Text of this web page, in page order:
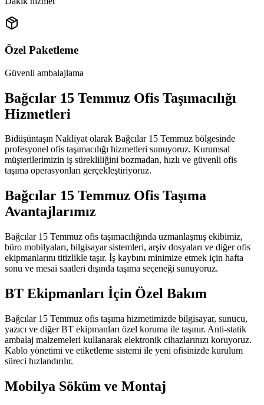
Özel Paketleme
Güvenli ambalajlama
Bağcılar 15 Temmuz Ofis Taşımacılığı
Hizmetleri
Bidüşüntaşın Nakliyat olarak Bağcılar 15 Temmuz bölgesinde
profesyonel ofis taşımacılığı hizmetleri sunuyoruz. Kurumsal
müşterilerimizin iş sürekliliğini bozmadan, hızlı ve güvenli ofis
taşıma operasyonları gerçekleştiriyoruz.
Bağcılar 15 Temmuz Ofis Taşıma
Avantajlarımız
Bağcılar 15 Temmuz ofis taşımacılığında uzmanlaşmış ekibimiz,
büro mobilyaları, bilgisayar sistemleri, arşiv dosyaları ve diğer ofis
ekipmanlarını titizlikle taşır. İş kaybını minimize etmek için hafta
sonu ve mesai saatleri dışında taşıma seçeneği sunuyoruz.
BT Ekipmanları İçin Özel Bakım
Bağcılar 15 Temmuz ofis taşıma hizmetimizde bilgisayar, sunucu,
yazıcı ve diğer BT ekipmanları özel koruma ile taşınır. Anti-statik
ambalaj malzemeleri kullanarak elektronik cihazlarınızı koruyoruz.
Kablo yönetimi ve etiketleme sistemi ile yeni ofisinizde kurulum
süreci hızlandırılır.
Mobilya Söküm ve Montaj